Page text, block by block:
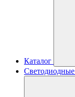
Каталог